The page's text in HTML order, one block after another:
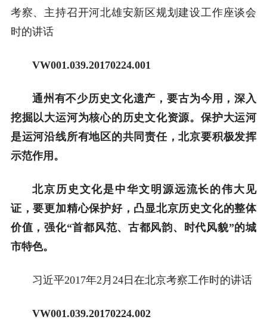
考察、主持召开河北雄安新区规划建设工作座谈会
时的讲话
VW001.039.20170224.001
通州有不少历史文化遗产，要古为今用，深入
挖掘以大运河为核心的历史文化资源。保护大运河
是运河沿线所有地区的共同责任，北京要积极发挥
示范作用。
北京历史文化是中华文明源远流长的伟大见
证，要更加精心保护好，凸显北京历史文化的整体
价值，强化“首都风范、古都风韵、时代风貌”的城
市特色。
习近平2017年2月24日在北京考察工作时的讲话
VW001.039.20170224.002